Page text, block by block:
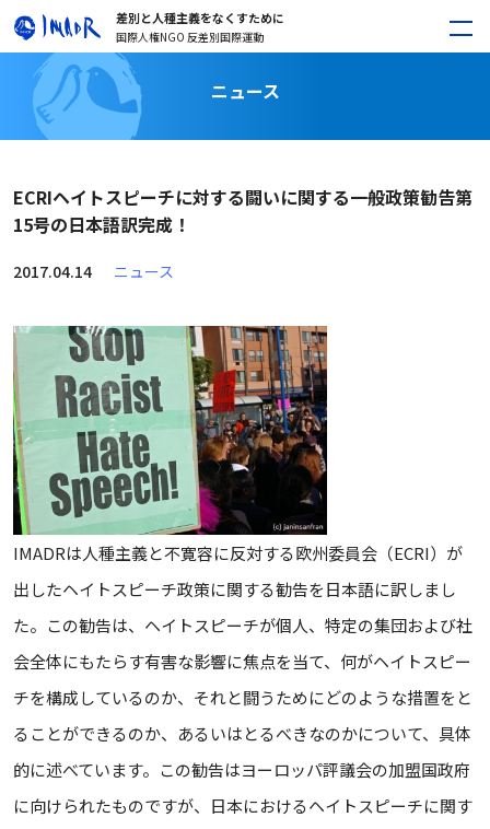
差別と人種主義をなくすために
国際人権NGO 反差別国際運動
ニュース
ECRIヘイトスピーチに対する闘いに関する一般政策勧告第
15号の日本語訳完成！
2017.04.14 ニュース
IMADRは人種主義と不寛容に反対する欧州委員会（ECRI）が
出したヘイトスピーチ政策に関する勧告を日本語に訳しまし
た。この勧告は、ヘイトスピーチが個人、特定の集団および社
会全体にもたらす有害な影響に焦点を当て、何がヘイトスピー
チを構成しているのか、それと闘うためにどのような措置をと
ることができるのか、あるいはとるべきなのかについて、具体
的に述べています。この勧告はヨーロッパ評議会の加盟国政府
に向けられたものですが、日本におけるヘイトスピーチに関す